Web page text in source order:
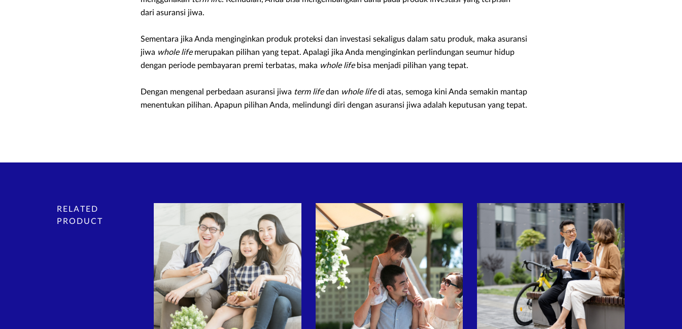
dari asuransi jiwa.
Sementara jika Anda menginginkan produk proteksi dan investasi sekaligus dalam satu produk, maka asuransi
jiwa whole lifemerupakan pilihan yang tepat. Apalagi jika Anda menginginkan perlindungan seumur hidup
dengan periode pembayaran premi terbatas, maka whole lifebisa menjadi pilihan yang tepat.
Dengan mengenal perbedaan asuransi jiwa term lifedan whole lifedi atas, semoga kini Anda semakin mantap
menentukan pilihan. Apapun pilihan Anda, melindungi diri dengan asuransi jiwa adalah keputusan yang tepat.
RELATED
PRODUCT